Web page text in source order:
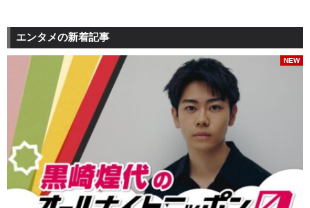
エンタメの新着記事
NEW